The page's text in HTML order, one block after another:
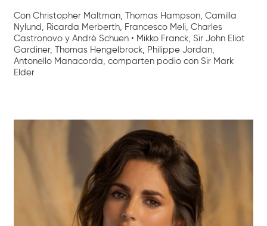
Con Christopher Maltman, Thomas Hampson, Camilla
Nylund, Ricarda Merberth, Francesco Meli, Charles
Castronovo y Andrè Schuen • Mikko Franck, Sir John Eliot
Gardiner, Thomas Hengelbrock, Philippe Jordan,
Antonello Manacorda, comparten podio con Sir Mark
Elder